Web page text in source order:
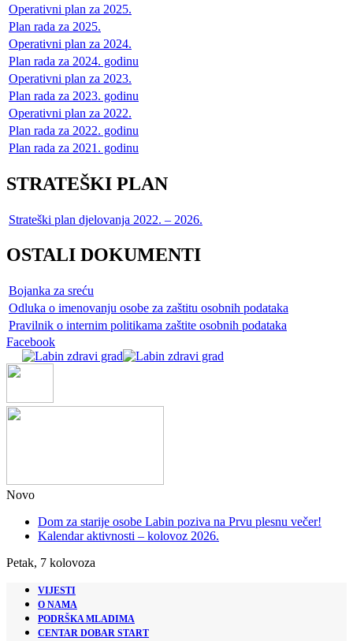
Operativni plan za 2025.
Plan rada za 2025.
Operativni plan za 2024.
Plan rada za 2024. godinu
Operativni plan za 2023.
Plan rada za 2023. godinu
Operativni plan za 2022.
Plan rada za 2022. godinu
Plan rada za 2021. godinu
STRATEŠKI PLAN
Strateški plan djelovanja 2022. – 2026.
OSTALI DOKUMENTI
Bojanka za sreću
Odluka o imenovanju osobe za zaštitu osobnih podataka
Pravilnik o internim politikama zaštite osobnih podataka
Facebook
Novo
Dom za starije osobe Labin poziva na Prvu plesnu večer!
Kalendar aktivnosti – kolovoz 2026.
Petak, 7 kolovoza
VIJESTI
O NAMA
PODRŠKA MLADIMA
CENTAR DOBAR START